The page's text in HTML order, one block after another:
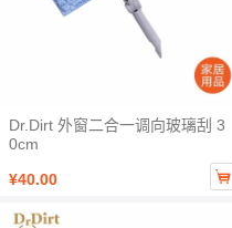
Dr.Dirt 外窗二合一调向玻璃刮 3
0cm
¥40.00
